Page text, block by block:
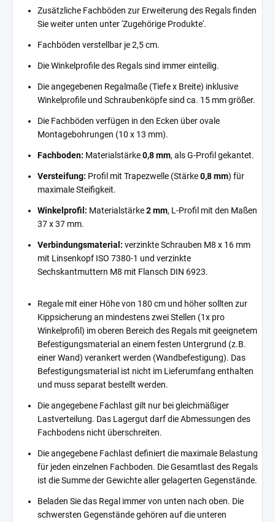
Zusätzliche Fachböden zur Erweiterung des Regals finden
Sie weiter unten unter 'Zugehörige Produkte'.
Fachböden verstellbar je 2,5 cm.
Die Winkelprofile des Regals sind immer einteilig.
Die angegebenen Regalmaße (Tiefe x Breite) inklusive
Winkelprofile und Schraubenköpfe sind ca. 15 mm größer.
Die Fachböden verfügen in den Ecken über ovale
Montagebohrungen (10 x 13 mm).
Fachboden: Materialstärke0,8 mm, als G-Profil gekantet.
Versteifung: Profil mit Trapezwelle (Stärke0,8 mm) für
maximale Steifigkeit.
Winkelprofil: Materialstärke2 mm, L-Profil mit den Maßen
37 x 37 mm.
Verbindungsmaterial: verzinkte Schrauben M8 x 16 mm
mit Linsenkopf ISO 7380-1 und verzinkte
Sechskantmuttern M8 mit Flansch DIN 6923.
Regale mit einer Höhe von 180 cm und höher sollten zur
Kippsicherung an mindestens zwei Stellen (1x pro
Winkelprofil) im oberen Bereich des Regals mit geeignetem
Befestigungsmaterial an einem festen Untergrund (z.B.
einer Wand) verankert werden (Wandbefestigung). Das
Befestigungsmaterial ist nicht im Lieferumfang enthalten
und muss separat bestellt werden.
Die angegebene Fachlast gilt nur bei gleichmäßiger
Lastverteilung. Das Lagergut darf die Abmessungen des
Fachbodens nicht überschreiten.
Die angegebene Fachlast definiert die maximale Belastung
für jeden einzelnen Fachboden. Die Gesamtlast des Regals
ist die Summe der Gewichte aller gelagerten Gegenstände.
Beladen Sie das Regal immer von unten nach oben. Die
schwersten Gegenstände gehören auf die unteren